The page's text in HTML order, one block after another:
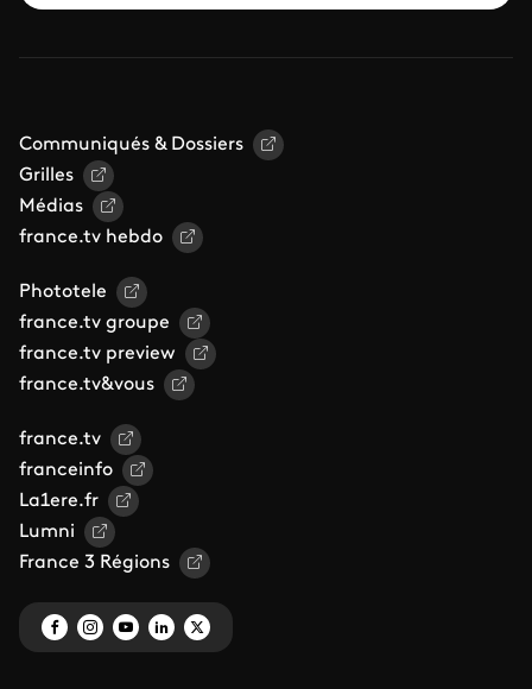
Communiqués & Dossiers
Grilles
Médias
france.tv hebdo
Phototele
france.tv groupe
france.tv preview
france.tv&vous
france.tv
franceinfo
La1ere.fr
Lumni
France 3 Régions